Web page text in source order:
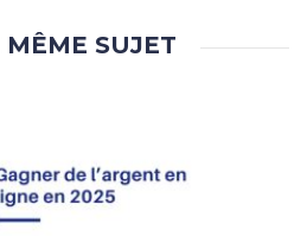
MÊME SUJET